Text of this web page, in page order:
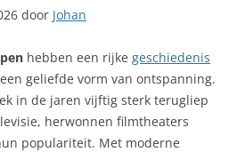
door Johan
hebben een rijke geschiedenis
geliefde vorm van ontspanning.
in de jaren vijftig sterk terugliep
herwonnen filmtheaters
populariteit. Met moderne